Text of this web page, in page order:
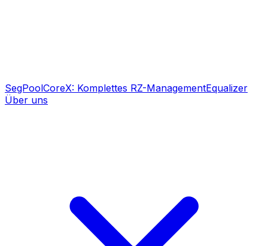
SegPoolCoreX: Komplettes RZ-ManagementEqualizer
Über uns